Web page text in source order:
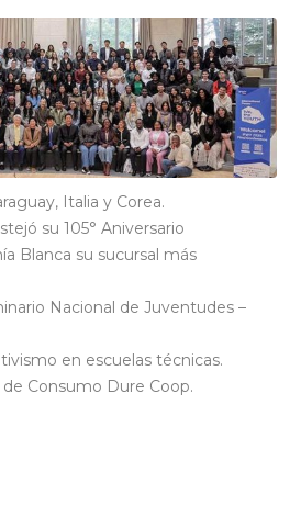
Italia y Corea.
su 105° Aniversario
Blanca su sucursal más
Nacional de Juventudes –
en escuelas técnicas.
Consumo Dure Coop.